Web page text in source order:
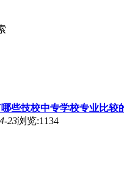
些技校中专学校专业比较
23浏览:1134